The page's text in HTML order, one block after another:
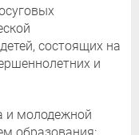
состоящих на
и
и молодежной